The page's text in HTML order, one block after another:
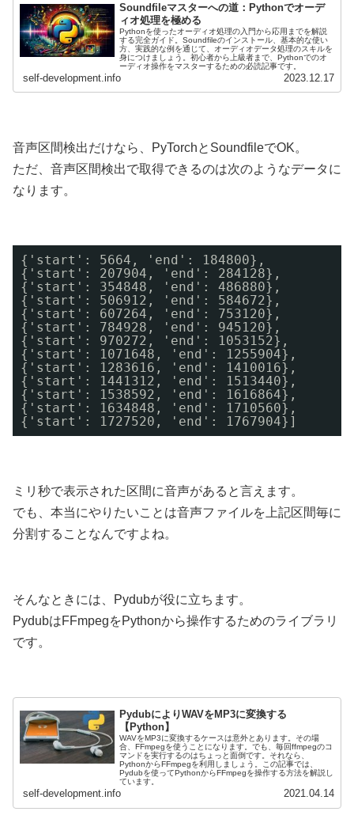
Soundfileマスターへの道：Pythonでオーデ
ィオ処理を極める
Pythonを使ったオーディオ処理の入門から応用までを解説
する完全ガイド。Soundfileのインストール、基本的な使い
方、実践的な例を通じて、オーディオデータ処理のスキルを
身につけましょう。初心者から上級者まで、Pythonでのオ
ーディオ操作をマスターするための必読記事です。
self-development.info 2023.12.17
音声区間検出だけなら、PyTorchとSoundfileでOK。
ただ、音声区間検出で取得できるのは次のようなデータに
なります。
{'start': 5664, 'end': 184800},
{'start': 207904, 'end': 284128},
{'start': 354848, 'end': 486880},
{'start': 506912, 'end': 584672},
{'start': 607264, 'end': 753120},
{'start': 784928, 'end': 945120},
{'start': 970272, 'end': 1053152},
{'start': 1071648, 'end': 1255904},
{'start': 1283616, 'end': 1410016},
{'start': 1441312, 'end': 1513440},
{'start': 1538592, 'end': 1616864},
{'start': 1634848, 'end': 1710560},
{'start': 1727520, 'end': 1767904}]
ミリ秒で表示された区間に音声があると言えます。
でも、本当にやりたいことは音声ファイルを上記区間毎に
分割することなんですよね。
そんなときには、Pydubが役に立ちます。
PydubはFFmpegをPythonから操作するためのライブラリ
です。
PydubによりWAVをMP3に変換する
【Python】
WAVをMP3に変換するケースは意外とあります。その場
合、FFmpegを使うことになります。でも、毎回ffmpegのコ
マンドを実行するのはちょっと面倒です。それなら、
PythonからFFmpegを利用しましょう。この記事では、
Pydubを使ってPythonからFFmpegを操作する方法を解説し
ています。
self-development.info 2021.04.14